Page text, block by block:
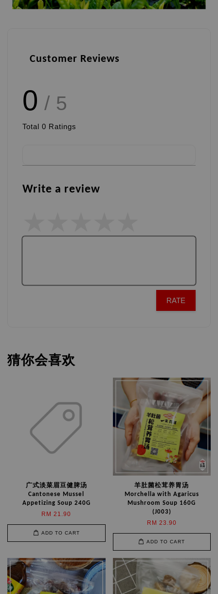
Customer Reviews
0 / 5
Total 0 Ratings
Write a review
RATE
猜你会喜欢
广式淡菜眉豆健脾汤
Cantonese Mussel
Appetizing Soup 240G
RM 21.90
ADD TO CART
羊肚菌松茸养胃汤
Morchella with Agaricus
Mushroom Soup 160G
(J003)
RM 23.90
ADD TO CART